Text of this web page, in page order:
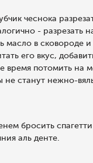
чеснока
- разрезать
масло в сковороде
его вкус,
время потомить на
не станут нежно-
бросить
аль денте.